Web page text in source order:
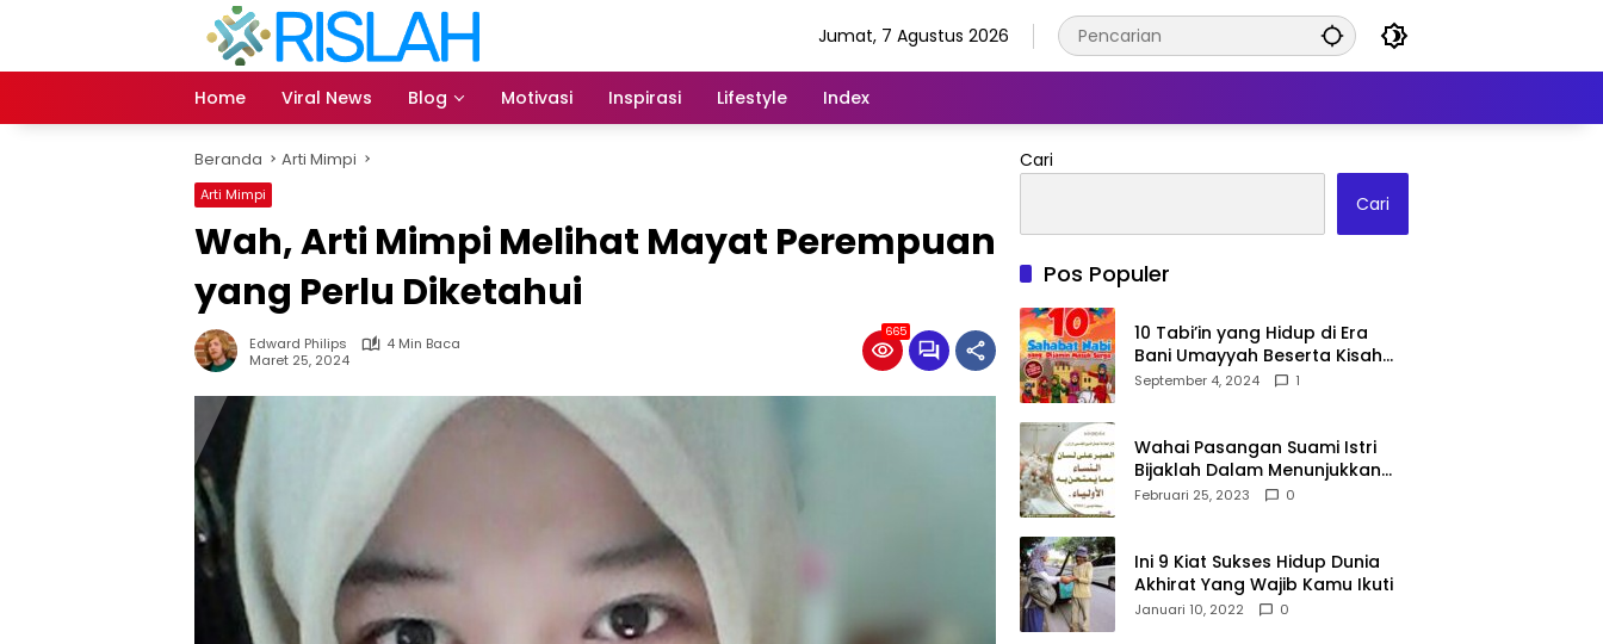
Jumat, 7 Agustus 2026
Home Viral News Blog Motivasi Inspirasi Lifestyle Index
Beranda Arti Mimpi
Arti Mimpi
Wah, Arti Mimpi Melihat Mayat Perempuan
yang Perlu Diketahui
Edward Philips
4 Min Baca
Maret 25, 2024
665
Cari
Cari
Pos Populer
10 Tabi’in yang Hidup di Era
Bani Umayyah Beserta Kisah
Teladan Mereka!
September 4, 2024 1
Wahai Pasangan Suami Istri
Bijaklah Dalam Menunjukkan
Kebahagiaanmu Di Publik
Februari 25, 2023 0
Ini 9 Kiat Sukses Hidup Dunia
Akhirat Yang Wajib Kamu Ikuti
Januari 10, 2022 0